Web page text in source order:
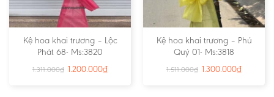
Kệ hoa khai trương – Lộc
Phát 68- Ms:3820
1.311.000₫ 1.200.000₫
Kệ hoa khai trương – Phú
Quý 01- Ms:3818
1.511.000₫ 1.300.000₫